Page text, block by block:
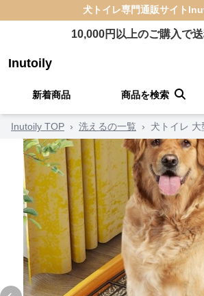
犬トイレ専門通販サイト
10,000円以上のご購入で
Inutoily
新着商品 商品を検索
Inutoily TOP › 洗えるの一覧 › 犬トイレ